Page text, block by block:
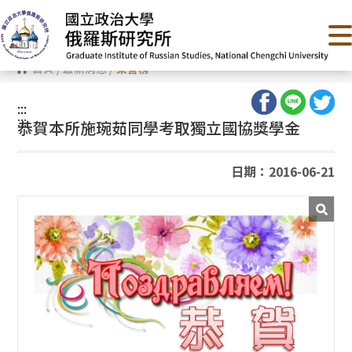
跳
到
主
要
內
容 首頁/最新消息/榮譽榜
:::
:::
恭賀本所施琬茹同學考取獨立國協獎學金
日期：2016-06-21